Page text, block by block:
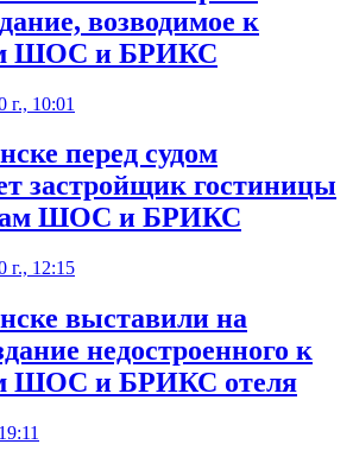
возводимое к
ШОС и БРИКС
г., 10:01
перед судом
застройщик гостиницы
ШОС и БРИКС
г., 12:15
выставили на
недостроенного к
ШОС и БРИКС отеля